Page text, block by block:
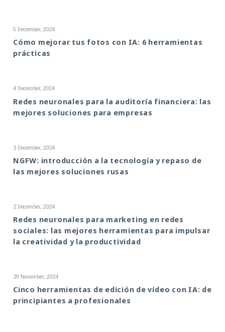
5 December, 2024
Cómo mejorar tus fotos con IA: 6 herramientas
prácticas
4 December, 2024
Redes neuronales para la auditoría financiera: las
mejores soluciones para empresas
3 December, 2024
NGFW: introducción a la tecnología y repaso de
las mejores soluciones rusas
2 December, 2024
Redes neuronales para marketing en redes
sociales: las mejores herramientas para impulsar
la creatividad y la productividad
29 November, 2024
Cinco herramientas de edición de vídeo con IA: de
principiantes a profesionales